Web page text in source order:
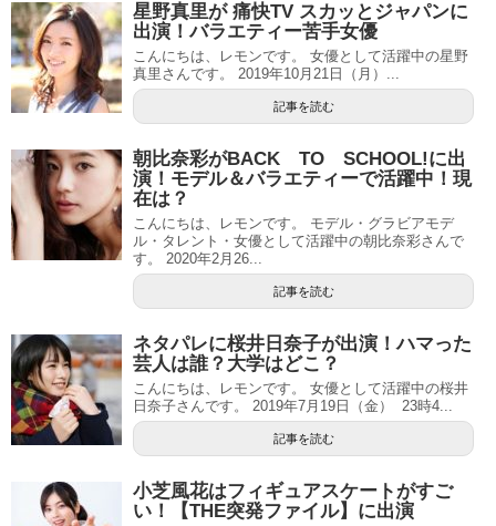
星野真里が 痛快TV スカッとジャパンに
出演！バラエティー苦手女優
こんにちは、レモンです。 女優として活躍中の星野
真里さんです。 2019年10月21日（月）...
記事を読む
朝比奈彩がBACK TO SCHOOL!に出
演！モデル＆バラエティーで活躍中！現
在は？
こんにちは、レモンです。 モデル・グラビアモデ
ル・タレント・女優として活躍中の朝比奈彩さんで
す。 2020年2月26...
記事を読む
ネタパレに桜井日奈子が出演！ハマった
芸人は誰？大学はどこ？
こんにちは、レモンです。 女優として活躍中の桜井
日奈子さんです。 2019年7月19日（金） 23時4...
記事を読む
小芝風花はフィギュアスケートがすご
い！【THE突発ファイル】に出演